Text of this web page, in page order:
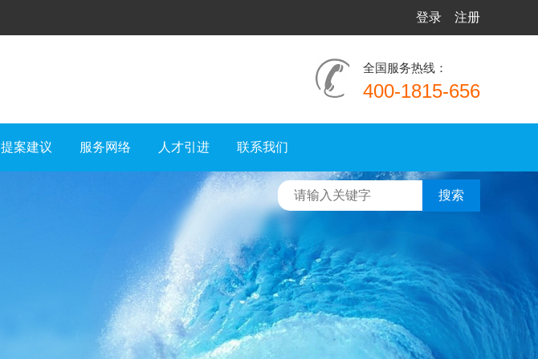
登录 注册
全国服务热线：
400-1815-656
提案建议 服务网络 人才引进 联系我们